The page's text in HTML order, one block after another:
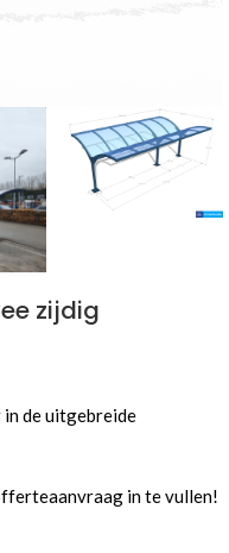
zijdig
de uitgebreide
in te vullen!